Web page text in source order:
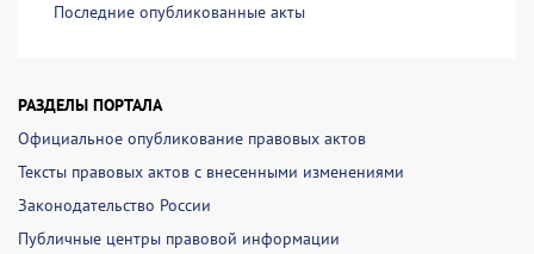
Последние опубликованные акты
РАЗДЕЛЫ ПОРТАЛА
Официальное опубликование правовых актов
Тексты правовых актов с внесенными изменениями
Законодательство России
Публичные центры правовой информации